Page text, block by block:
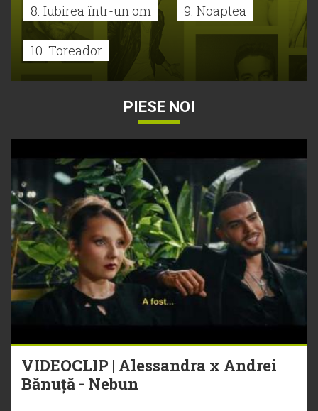
8. Iubirea într-un om 9. Noaptea
10. Toreador
PIESE NOI
VIDEOCLIP | Alessandra x Andrei
Bănuță - Nebun